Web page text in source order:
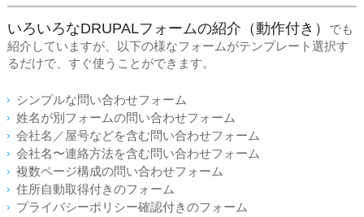
いろいろなDRUPALフォームの紹介（動作付き）
でも
紹介していますが、以下の様なフォームがテンプレート選択す
るだけで、すぐ使うことができます。
シンプルな問い合わせフォーム
姓名が別フォームの問い合わせフォーム
会社名／屋号などを含む問い合わせフォーム
会社名〜連絡方法を含む問い合わせフォーム
複数ページ構成の問い合わせフォーム
住所自動取得付きのフォーム
プライバシーポリシー確認付きのフォーム